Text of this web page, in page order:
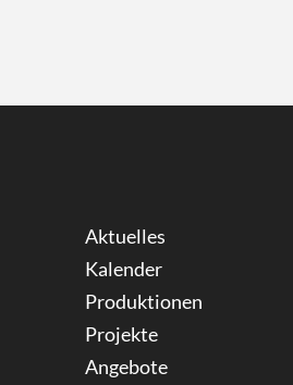
Aktuelles
Kalender
Produktionen
Projekte
Angebote